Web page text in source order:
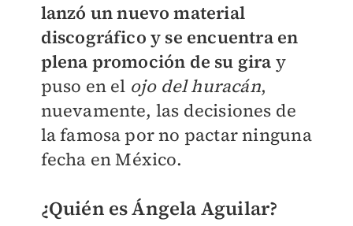
lanzó un nuevo material
discográfico y se encuentra en
plena promoción de su gira y
puso en el ojo del huracán,
nuevamente, las decisiones de
la famosa por no pactar ninguna
fecha en México.
¿Quién es Ángela Aguilar?